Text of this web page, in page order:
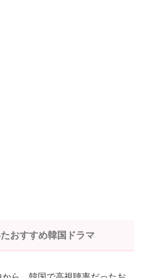
おすすめ韓国ドラマ